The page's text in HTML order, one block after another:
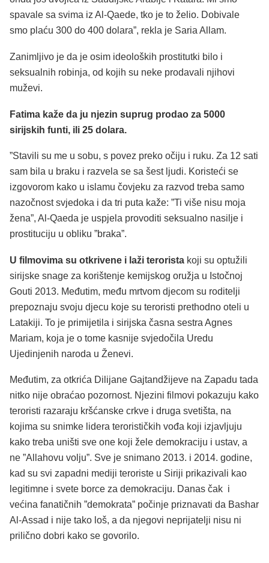
spavale sa svima iz Al-Qaede, tko je to želio. Dobivale
smo plaću 300 do 400 dolara”, rekla je Saria Allam.
Zanimljivo je da je osim ideoloških prostitutki bilo i
seksualnih robinja, od kojih su neke prodavali njihovi
muževi.
Fatima kaže da ju njezin suprug prodao za 5000
sirijskih funti, ili 25 dolara.
”Stavili su me u sobu, s povez preko očiju i ruku. Za 12 sati
sam bila u braku i razvela se sa šest ljudi. Koristeći se
izgovorom kako u islamu čovjeku za razvod treba samo
nazočnost svjedoka i da tri puta kaže: ”Ti više nisu moja
žena”, Al-Qaeda je uspjela provoditi seksualno nasilje i
prostituciju u obliku ”braka”.
U filmovima su otkrivene i laži terorista koji su optužili
sirijske snage za korištenje kemijskog oružja u Istočnoj
Gouti 2013. Međutim, među mrtvom djecom su roditelji
prepoznaju svoju djecu koje su teroristi prethodno oteli u
Latakiji. To je primijetila i sirijska časna sestra Agnes
Mariam, koja je o tome kasnije svjedočila Uredu
Ujedinjenih naroda u Ženevi.
Međutim, za otkrića Dilijane Gajtandžijeve na Zapadu tada
nitko nije obraćao pozornost. Njezini filmovi pokazuju kako
teroristi razaraju kršćanske crkve i druga svetišta, na
kojima su snimke lidera terorističkih vođa koji izjavljuju
kako treba uništi sve one koji žele demokraciju i ustav, a
ne ”Allahovu volju”. Sve je snimano 2013. i 2014. godine,
kad su svi zapadni mediji teroriste u Siriji prikazivali kao
legitimne i svete borce za demokraciju. Danas čak i
većina fanatičnih ”demokrata” počinje priznavati da Bashar
Al-Assad i nije tako loš, a da njegovi neprijatelji nisu ni
prilično dobri kako se govorilo.